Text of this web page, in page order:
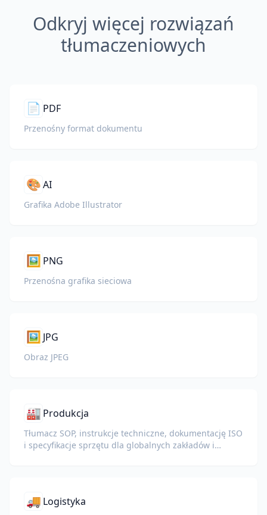
Odkryj więcej rozwiązań
tłumaczeniowych
📄 PDF
Przenośny format dokumentu
🎨AI
Grafika Adobe Illustrator
🖼️ PNG
Przenośna grafika sieciowa
🖼️ JPG
Obraz JPEG
🏭 Produkcja
Tłumacz SOP, instrukcje techniczne, dokumentację ISO
i specyfikacje sprzętu dla globalnych zakładów i
🚚 Logistyka